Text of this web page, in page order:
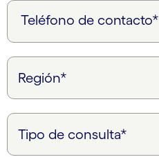
Teléfono de contacto*